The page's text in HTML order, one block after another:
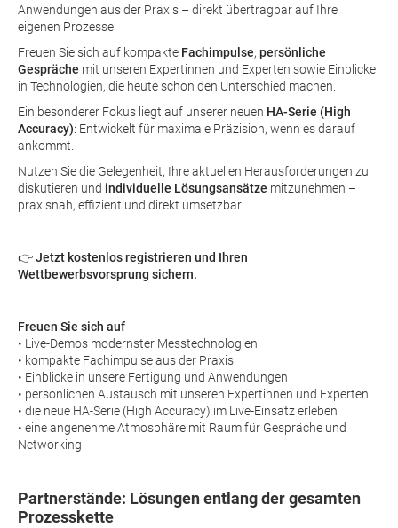
Anwendungen aus der Praxis – direkt übertragbar auf Ihre
eigenen Prozesse.
Freuen Sie sich auf kompakte Fachimpulse, persönliche
Gespräche mit unseren Expertinnen und Experten sowie Einblicke
in Technologien, die heute schon den Unterschied machen.
Ein besonderer Fokus liegt auf unserer neuen HA-Serie (High
Accuracy): Entwickelt für maximale Präzision, wenn es darauf
ankommt.
Nutzen Sie die Gelegenheit, Ihre aktuellen Herausforderungen zu
diskutieren und individuelle Lösungsansätze mitzunehmen –
praxisnah, effizient und direkt umsetzbar.
👉Jetzt kostenlos registrieren und Ihren
Wettbewerbsvorsprung sichern.
Freuen Sie sich auf
• Live-Demos modernster Messtechnologien
• kompakte Fachimpulse aus der Praxis
• Einblicke in unsere Fertigung und Anwendungen
• persönlichen Austausch mit unseren Expertinnen und Experten
• die neue HA-Serie (High Accuracy) im Live-Einsatz erleben
• eine angenehme Atmosphäre mit Raum für Gespräche und
Networking
Partnerstände: Lösungen entlang der gesamten
Prozesskette